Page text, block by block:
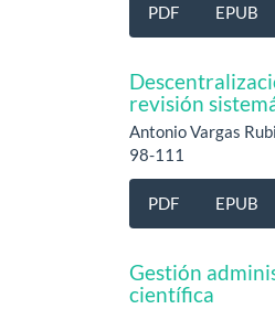
PDF EPUB
revisión
Antonio Vargas
98-111
PDF EPUB
Gestión
científica